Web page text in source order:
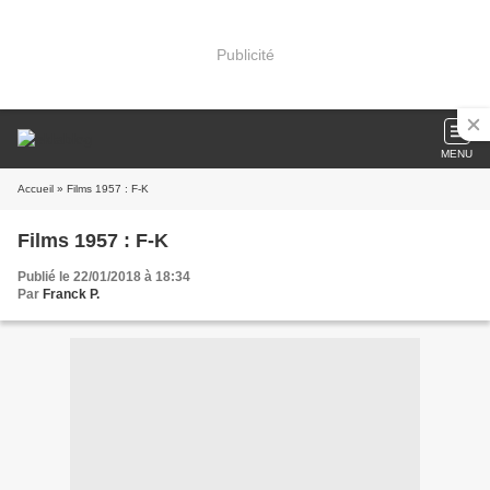
Publicité
MENU
Accueil » Films 1957 : F-K
Films 1957 : F-K
Publié le 22/01/2018 à 18:34
Par Franck P.